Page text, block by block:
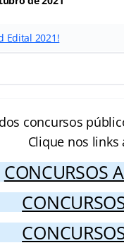
Edital 2021!
concursos
Clique nos links
CONCURSOS